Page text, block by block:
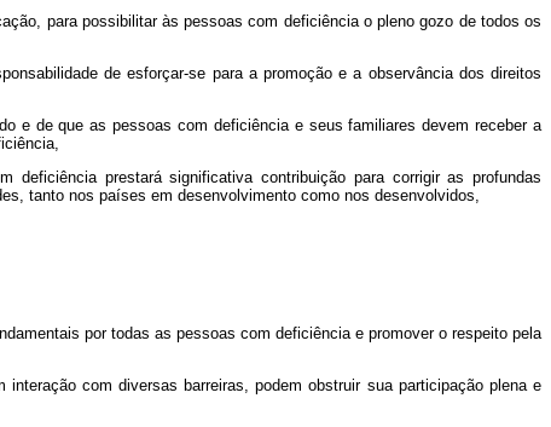
para possibilitar às pessoas com deficiência o pleno gozo de todos os
de esforçar-se para a promoção e a observância dos direitos
e de que as pessoas com deficiência e seus familiares devem receber a
prestará significativa contribuição para corrigir as profundas
tanto nos países em desenvolvimento como nos desenvolvidos,
por todas as pessoas com deficiência e promover o respeito pela
com diversas barreiras, podem obstruir sua participação plena e